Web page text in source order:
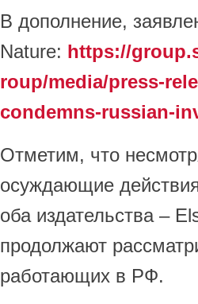
В дополнение,
Nature: https://
roup/media/press-
condemns-russian-
Отметим, что
осуждающие
оба издательства –
продолжают
работающих в РФ.